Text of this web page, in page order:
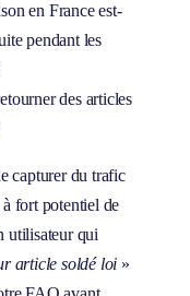
en France est-
pendant les
des articles
capturer du trafic
fort potentiel de
utilisateur qui
article soldé loi »